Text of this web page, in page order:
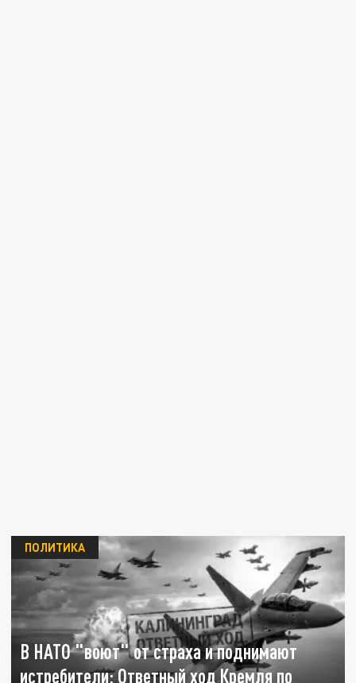
В НАТО "воют" от страха и поднимают
истребители: Ответный ход Кремля по
ПОЛИТИКА